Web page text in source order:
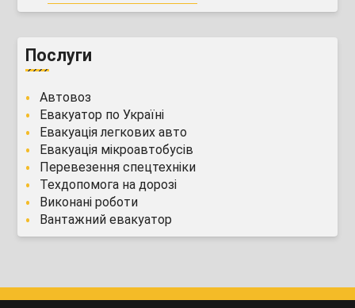
Послуги
Автовоз
Евакуатор по Україні
Евакуація легкових авто
Евакуація мікроавтобусів
Перевезення спецтехніки
Техдопомога на дорозі
Виконані роботи
Вантажний евакуатор